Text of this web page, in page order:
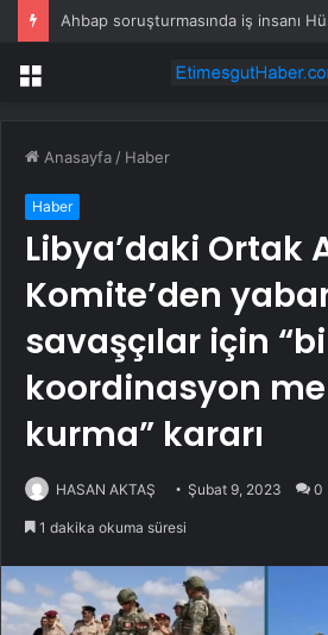
Menü
Anasayfa / Haber
Haber
Libya’daki Ortak
Komite’den
savaşçılar için
koordinasyon
kurma” kararı
HASAN AKTAŞ Şubat 9, 2023 0
1 dakika okuma süresi